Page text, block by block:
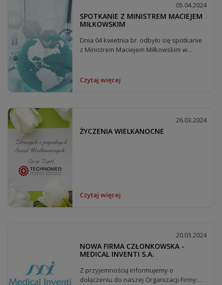
05.04.2024
SPOTKANIE Z MINISTREM MACIEJEM
MIŁKOWSKIM
Dnia 04 kwietnia br. odbyło się spotkanie
z Ministrem Maciejem Miłkowskim w
Czytaj więcej
26.03.2024
ŻYCZENIA WIELKANOCNE
Czytaj więcej
20.03.2024
NOWA FIRMA CZŁONKOWSKA -
MEDICAL INVENTI S.A.
Z przyjemnością informujemy o
dołączeniu do naszej Organizacji Firmy: